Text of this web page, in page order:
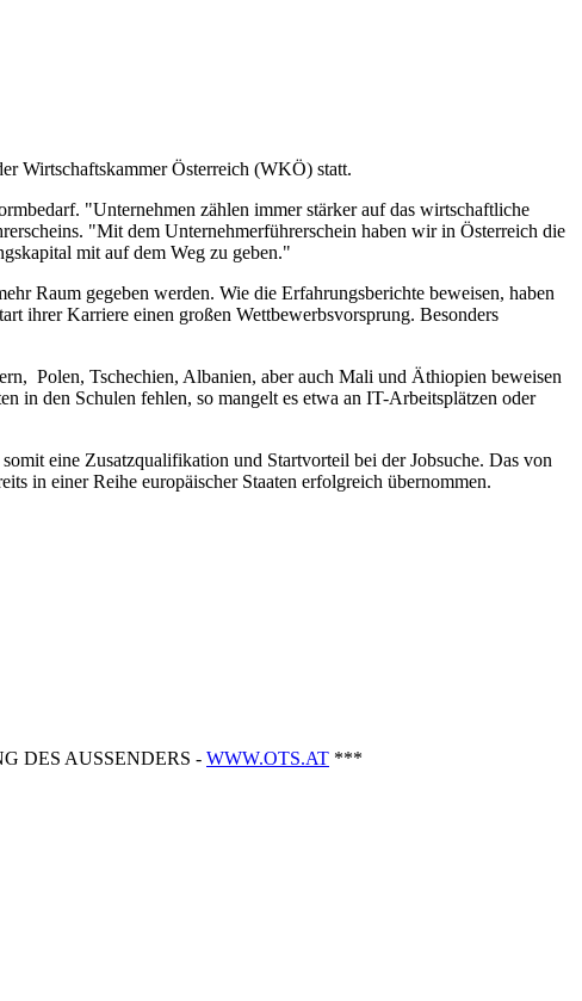
Wirtschaftskammer Österreich (WKÖ) statt.
"Unternehmen zählen immer stärker auf das wirtschaftliche
"Mit dem Unternehmerführerschein haben wir in Österreich die
mit auf dem Weg zu geben."
Raum gegeben werden. Wie die Erfahrungsberichte beweisen, haben
ihrer Karriere einen großen Wettbewerbsvorsprung. Besonders
Polen, Tschechien, Albanien, aber auch Mali und Äthiopien beweisen
in den Schulen fehlen, so mangelt es etwa an IT-Arbeitsplätzen oder
eine Zusatzqualifikation und Startvorteil bei der Jobsuche. Das von
in einer Reihe europäischer Staaten erfolgreich übernommen.
DES AUSSENDERS - WWW.OTS.AT ***